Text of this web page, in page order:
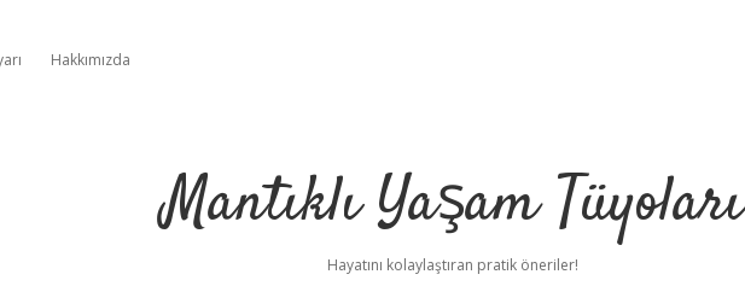
Hakkımızda
Mantıklı Yaşam Tüyoları
Hayatını kolaylaştıran pratik öneriler!